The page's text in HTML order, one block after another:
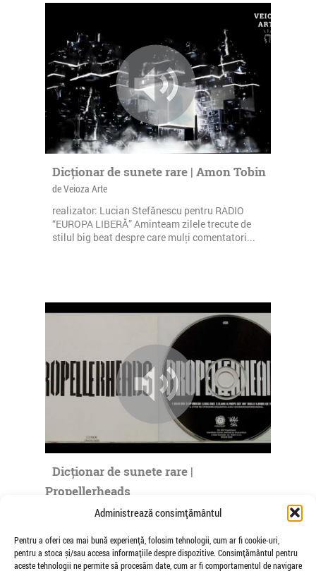
Administrează consimțământul
Pentru a oferi cea mai bună experiență, folosim tehnologii, cum ar fi cookie-uri,
pentru a stoca și/sau accesa informațiile despre dispozitive. Consimțământul pentru
aceste tehnologii ne permite să procesăm date, cum ar fi comportamentul de navigare
Dicționar de sunete rare | Amon Tobin
de Veioza Arte
realizator: Lucian Stefănescu pentru RADIO
“EUROPA LIBERĂ” Aminteam zilele trecute de
stilul big beat despre care mulți comentatori...
Dicționar de sunete rare |
Propellerheads
de Veioza Arte
"EUROPA LIBERĂ" PROPELLERHEADS narator:
Dicţionarul electronic All Music...